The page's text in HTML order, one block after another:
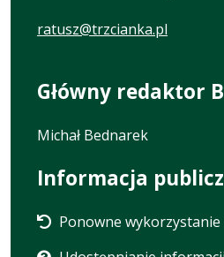
ratusz@trzcianka.pl
Główny redaktor
Michał Bednarek
Informacja
Ponowne wykorzystanie